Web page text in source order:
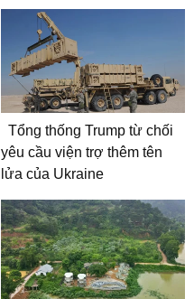
Tổng thống Trump từ chối
yêu cầu viện trợ thêm tên
lửa của Ukraine